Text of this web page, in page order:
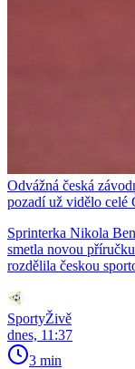
Odvážná česká
pozadí už vidělo celé
Sprinterka Nikola
smetla novou
rozdělila českou
SportyŽivě
dnes, 11:37
3 min